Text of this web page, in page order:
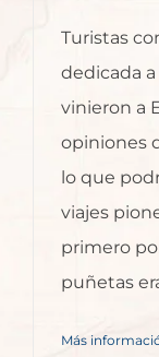
Turistas
dedicada
vinieron a
opiniones
lo que
viajes
primero
puñetas
Más